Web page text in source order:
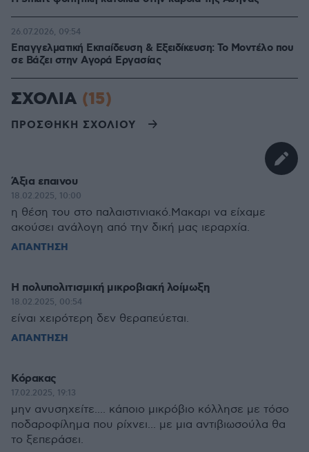
Επαγγελματική Εκπαίδευση & Εξειδίκευση: Το Mοντέλο που
σε Bάζει στην Aγορά Eργασίας
26.07.2026, 09:54
ΣΧΟΛΙΑ (15)
ΠΡΟΣΘΗΚΗ ΣΧΟΛΙΟΥ
Άξια επαινου
18.02.2025, 10:00
η θέση του στο παλαιστινιακό.Μακαρι να είχαμε
ακούσει ανάλογη από την δική μας ιεραρχία.
ΑΠΑΝΤΗΣΗ
Η πολυπολιτισμική μικροβιακή λοίμωξη
18.02.2025, 00:54
είναι χειρότερη δεν θεραπεύεται.
ΑΠΑΝΤΗΣΗ
Κόρακας
17.02.2025, 19:13
μην ανυσηχείτε.... κάποιο μικρόβιο κόλλησε με τόσο
ποδαροφίλημα που ρίχνει... με μια αντιβιωσούλα θα
το ξεπεράσει.